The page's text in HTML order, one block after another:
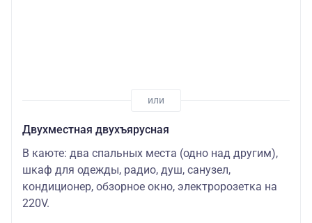
Двухместная двухъярусная
В каюте: два спальных места (одно над другим),
шкаф для одежды, радио, душ, санузел,
кондиционер, обзорное окно, электророзетка на
220V.